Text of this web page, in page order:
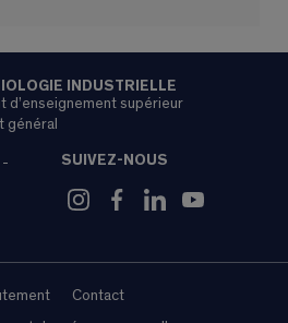
INDUSTRIELLE
d’enseignement supérieur
général
-
SUIVEZ-NOUS
Contact